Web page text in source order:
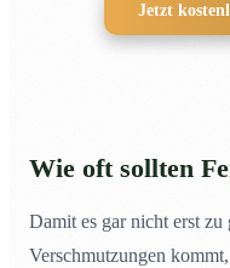
Jetzt
Wie oft sollten
Damit es gar nicht erst zu
Verschmutzungen